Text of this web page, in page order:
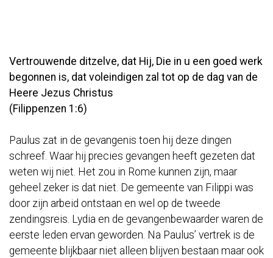
Vertrouwende ditzelve, dat Hij, Die in u een goed werk
begonnen is, dat voleindigen zal tot op de dag van de
Heere Jezus Christus
(Filippenzen 1:6)
Paulus zat in de gevangenis toen hij deze dingen
schreef. Waar hij precies gevangen heeft gezeten dat
weten wij niet. Het zou in Rome kunnen zijn, maar
geheel zeker is dat niet. De gemeente van Filippi was
door zijn arbeid ontstaan en wel op de tweede
zendingsreis. Lydia en de gevangenbewaarder waren de
eerste leden ervan geworden. Na Paulus’ vertrek is de
gemeente blijkbaar niet alleen blijven bestaan maar ook